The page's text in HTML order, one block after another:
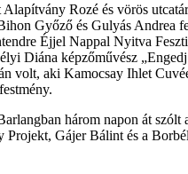
Rozé és vörös
Győző és Gulyás Andrea
Éjjel Nappal Nyitva
Diána képzőművész
aki Kamocsay Ihlet
három napon át
Gájer Bálint és a